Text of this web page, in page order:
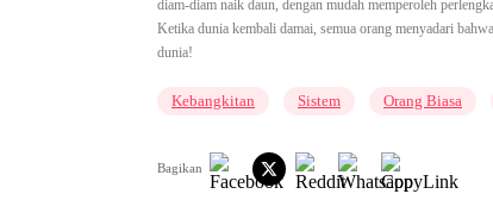
diam-diam naik daun, dengan mudah memperoleh
Ketika dunia kembali damai, semua orang menyadari
dunia!
Kebangkitan Sistem Orang Biasa
Bagikan